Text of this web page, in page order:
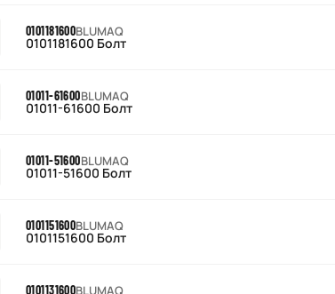
0101181600BLUMAQ
0101181600 Болт
01011-61600BLUMAQ
01011-61600 Болт
01011-51600BLUMAQ
01011-51600 Болт
0101151600BLUMAQ
0101151600 Болт
0101131600BLUMAQ